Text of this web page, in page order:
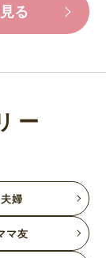
る
ー
夫婦
マ友